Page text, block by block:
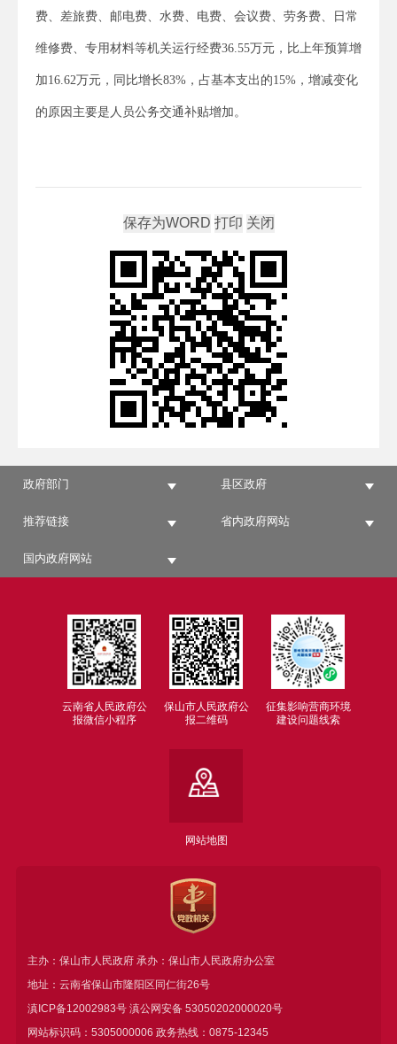
费、差旅费、邮电费、水费、电费、会议费、劳务费、日常
维修费、专用材料等机关运行经费36.55万元，比上年预算增
加16.62万元，同比增长83%，占基本支出的15%，增减变化
的原因主要是人员公务交通补贴增加。
政府部门 县区政府
推荐链接 省内政府网站
国内政府网站
云南省人民政府公
报微信小程序
保山市人民政府公
报二维码
征集影响营商环境
建设问题线索
网站地图
主办：保山市人民政府 承办：保山市人民政府办公室
地址：云南省保山市隆阳区同仁街26号
滇ICP备12002983号滇公网安备 53050202000020号
网站标识码：5305000006 政务热线：0875-12345